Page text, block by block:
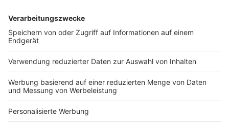
Services
Bauprojekt-Quiz
Häuser-Suche
Hausanbieter-Suche
Bauprojekt-Profil
Für Unternehmen